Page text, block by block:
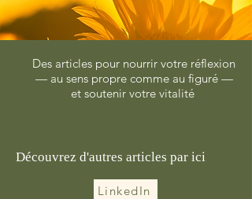
Des articles pour nourrir votre réflexion
— au sens propre comme au figuré —
et soutenir votre vitalité
Découvrez d'autres articles par ici
LinkedIn